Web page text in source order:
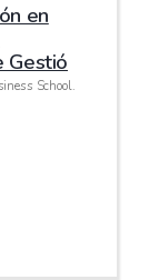
en
Gestió
School.